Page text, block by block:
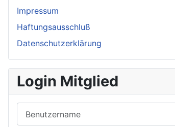
Impressum
Haftungsausschluß
Datenschutzerklärung
Login Mitglied